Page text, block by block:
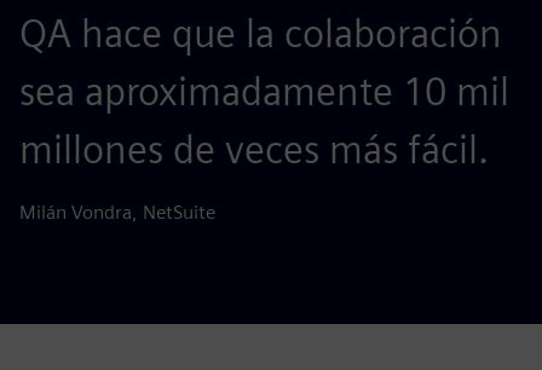
QA hace que la colaboración
sea aproximadamente 10 mil
millones de veces más fácil.
Milán Vondra, NetSuite